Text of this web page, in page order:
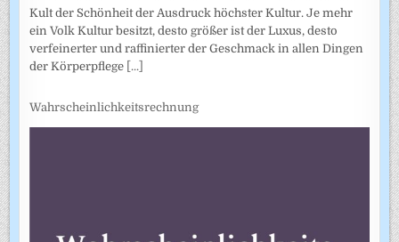
Kult der Schönheit der Ausdruck höchster Kultur. Je mehr
ein Volk Kultur besitzt, desto größer ist der Luxus, desto
verfeinerter und raffinierter der Geschmack in allen Dingen
der Körperpflege [...]
Wahrscheinlichkeitsrechnung